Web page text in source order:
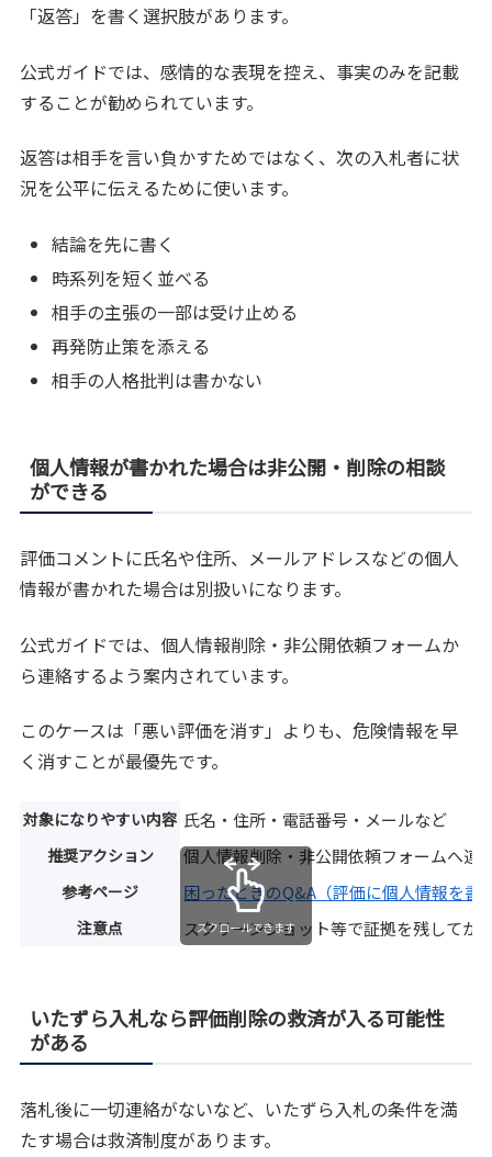
「返答」を書く選択肢があります。
公式ガイドでは、感情的な表現を控え、事実のみを記載
することが勧められています。
返答は相手を言い負かすためではなく、次の入札者に状
況を公平に伝えるために使います。
結論を先に書く
時系列を短く並べる
相手の主張の一部は受け止める
再発防止策を添える
相手の人格批判は書かない
個人情報が書かれた場合は非公開・削除の相談
ができる
評価コメントに氏名や住所、メールアドレスなどの個人
情報が書かれた場合は別扱いになります。
公式ガイドでは、個人情報削除・非公開依頼フォームか
ら連絡するよう案内されています。
このケースは「悪い評価を消す」よりも、危険情報を早
く消すことが最優先です。
対象になりやすい内容 氏名・住所・電話番号・メールなど
推奨アクション 個人情報削除・非公開依頼フォームへ連
参考ページ 困ったときのQ&A（評価に個人情報を書
注意点 スクリーンショット等で証拠を残してか
スクロールできます
いたずら入札なら評価削除の救済が入る可能性
がある
落札後に一切連絡がないなど、いたずら入札の条件を満
たす場合は救済制度があります。